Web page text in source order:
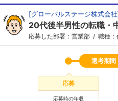
[グローバルステージ株式会社
20代後半男性の転職・
応募した部署：営業部 職種：
選考期間
応募
応募時の年収